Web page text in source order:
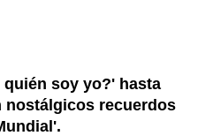
quién soy yo?' hasta
nostálgicos recuerdos